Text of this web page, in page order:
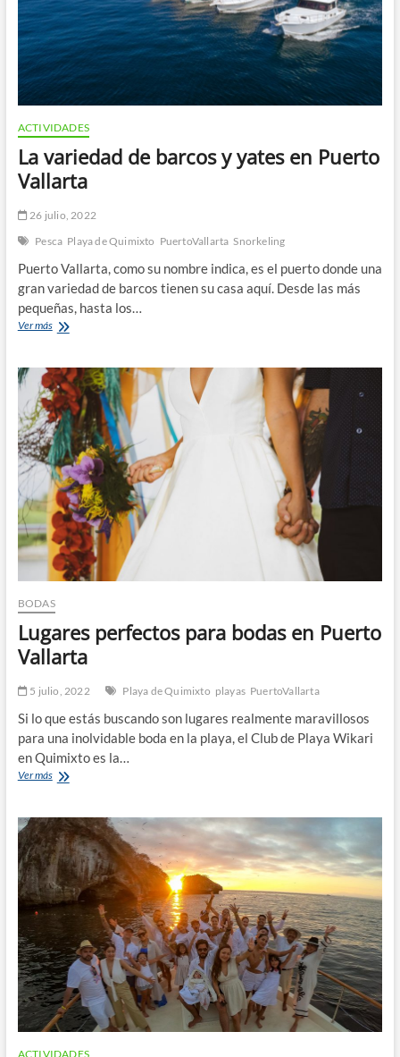
ACTIVIDADES
La variedad de barcos y yates en Puerto
Vallarta
26 julio, 2022
Pesca Playa de Quimixto PuertoVallarta Snorkeling
Puerto Vallarta, como su nombre indica, es el puerto donde una
gran variedad de barcos tienen su casa aquí. Desde las más
pequeñas, hasta los…
Ver másLa
barcos
y
yates
en
Puerto
Vallarta
BODAS
Lugares perfectos para bodas en Puerto
Vallarta
5 julio, 2022 Playa de Quimixto playas PuertoVallarta
Si lo que estás buscando son lugares realmente maravillosos
para una inolvidable boda en la playa, el Club de Playa Wikari
en Quimixto es la…
Ver másLugares
bodas
en
Puerto
Vallarta
ACTIVIDADES